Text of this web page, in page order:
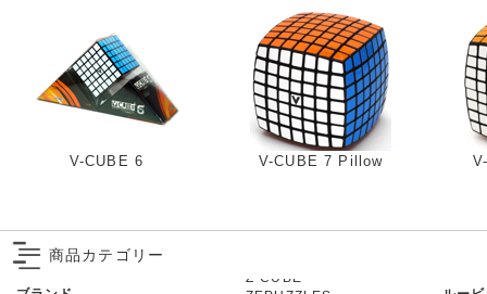
V-CUBE 6 V-CUBE 7 Pillow
商品カテゴリー